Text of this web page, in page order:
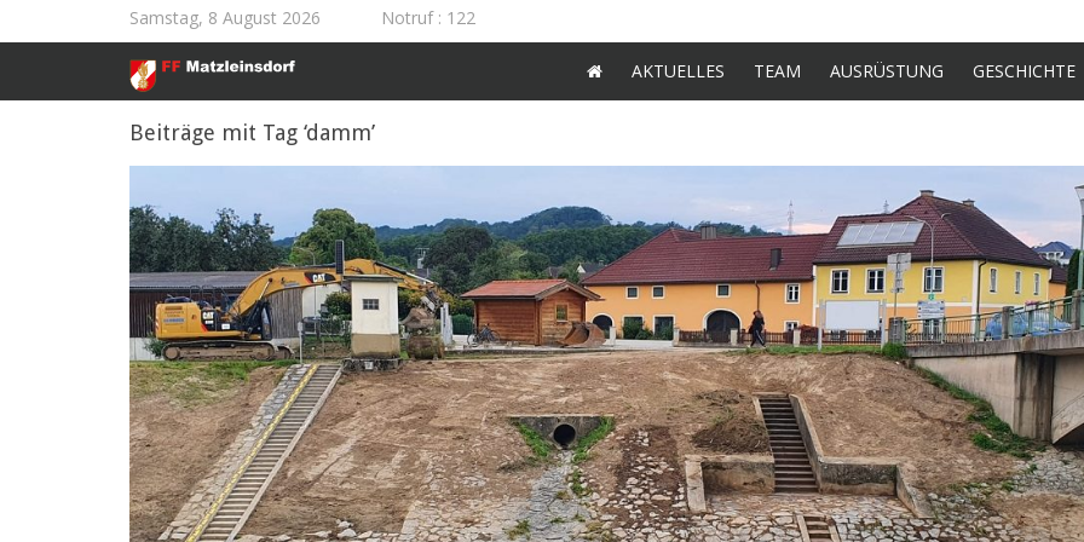
Samstag, 8 August 2026 Notruf: 122
AKTUELLES TEAM AUSRÜSTUNG GESCHICHTE
Beiträge mit Tag ‘damm’